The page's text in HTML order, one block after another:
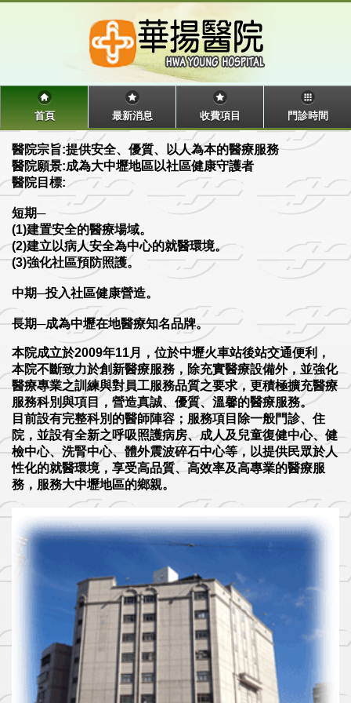
首頁 最新消息 收費項目 門診時間
醫院宗旨:提供安全、優質、以人為本的醫療服務
醫院願景:成為大中壢地區以社區健康守護者
醫院目標:
短期─
(1)建置安全的醫療場域。
(2)建立以病人安全為中心的就醫環境。
(3)強化社區預防照護。
中期─投入社區健康營造。
長期─成為中壢在地醫療知名品牌。
本院成立於2009年11月，位於中壢火車站後站交通便利，
本院不斷致力於創新醫療服務，除充實醫療設備外，並強化
醫療專業之訓練與對員工服務品質之要求，更積極擴充醫療
服務科別與項目，營造真誠、優質、溫馨的醫療服務。
目前設有完整科別的醫師陣容；服務項目除一般門診、住
院，並設有全新之呼吸照護病房、成人及兒童復健中心、健
檢中心、洗腎中心、體外震波碎石中心等，以提供民眾於人
性化的就醫環境，享受高品質、高效率及高專業的醫療服
務，服務大中壢地區的鄉親。